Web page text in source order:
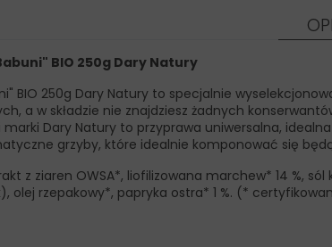
BIO 250g Dary Natury
BIO 250g Dary Natury to specjalnie
a w składzie nie znajdziesz żadnych
Dary Natury to przyprawa uniwersalna,
grzyby, które idealnie komponować się
z ziaren OWSA*, liofilizowana marchew* 14 %,
olej rzepakowy*, papryka ostra* 1 %. (*